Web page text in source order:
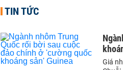
TIN TỨC
Giá